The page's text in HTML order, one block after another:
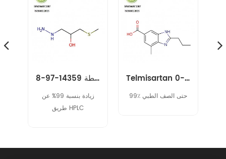
نيفوراتيل المتوسطة 14359-97-8
زيادة بنسبة 99% عن
طريق HPLC
Telmisartan متوسط 152628-03-0
99٪ حتى الصف الطبي